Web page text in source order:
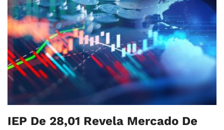
IEP De 28,01 Revela Mercado De